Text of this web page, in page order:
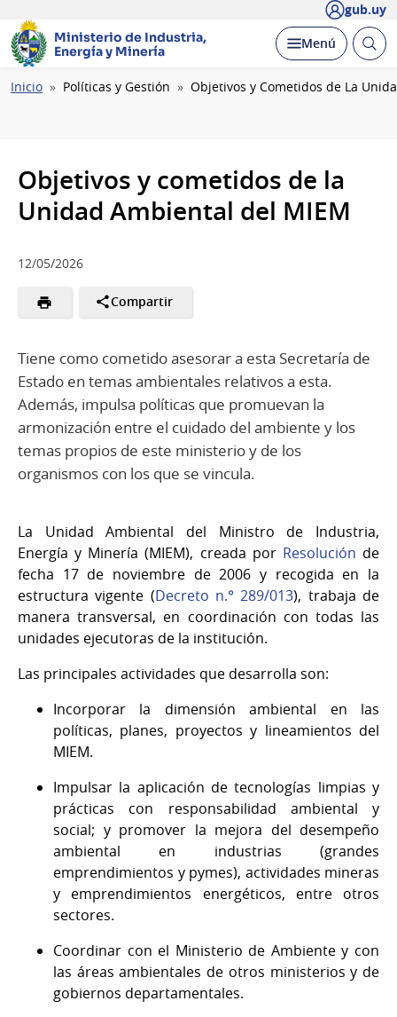
gub.uy
Ministerio de Industria,
Energía y Minería
Desplegar
Menú Abrir
Ruta
Inicio Políticas y Gestión Objetivos y Cometidos de La
Objetivos y cometidos de la
Unidad Ambiental del MIEM
12/05/2026
Compartir
Tiene como cometido asesorar a esta Secretaría de
Estado en temas ambientales relativos a esta.
Además, impulsa políticas que promuevan la
armonización entre el cuidado del ambiente y los
temas propios de este ministerio y de los
organismos con los que se vincula.
La Unidad Ambiental del Ministro de Industria,
Energía y Minería (MIEM), creada por Resolución de
fecha 17 de noviembre de 2006 y recogida en la
estructura vigente (Decreto n.° 289/013), trabaja de
manera transversal, en coordinación con todas las
unidades ejecutoras de la institución.
Las principales actividades que desarrolla son:
Incorporar la dimensión ambiental en las
políticas, planes, proyectos y lineamientos del
MIEM.
Impulsar la aplicación de tecnologías limpias y
prácticas con responsabilidad ambiental y
social; y promover la mejora del desempeño
ambiental en industrias (grandes
emprendimientos y pymes), actividades mineras
y emprendimientos energéticos, entre otros
sectores.
Coordinar con el Ministerio de Ambiente y con
las áreas ambientales de otros ministerios y de
gobiernos departamentales.